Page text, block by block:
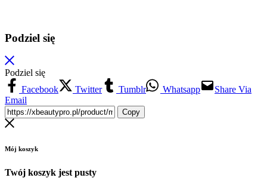
Podziel się
Podziel się
Facebook
Twitter Tumblr Whatsapp
Share Via
Email
Copy
Mój koszyk
Twój koszyk jest pusty